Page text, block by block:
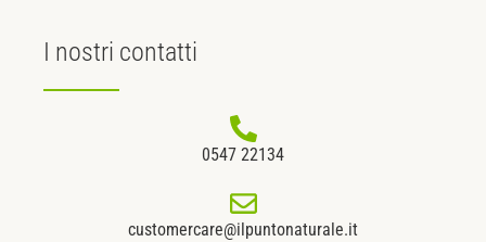
I nostri contatti
0547 22134
customercare@ilpuntonaturale.it